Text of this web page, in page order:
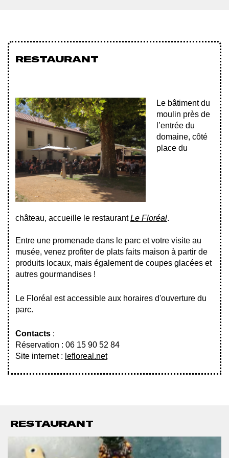
RESTAURANT
Le bâtiment du
moulin près de
l’entrée du
domaine, côté
place du
château, accueille le restaurantLe Floréal.
Entre une promenade dans le parc et votre visite au
musée, venez profiter de plats faits maison à partir de
produits locaux, mais également de coupes glacées et
autres gourmandises !
Le Floréal est accessible aux horaires d'ouverture du
parc.
Contacts :
Réservation : 06 15 90 52 84
Site internet : lefloreal.net
RESTAURANT
l'image